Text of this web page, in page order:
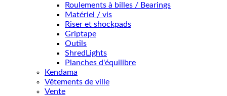
Roulements à billes / Bearings
Matériel / vis
Riser et shockpads
Griptape
Outils
ShredLights
Planches d'équilibre
Kendama
Vêtements de ville
Vente